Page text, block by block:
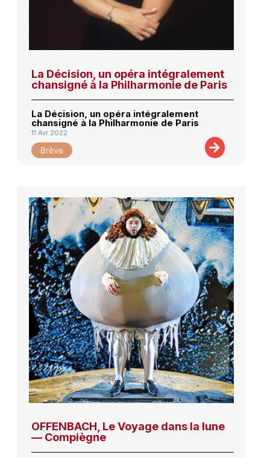
La Décision, un opéra intégralement
chansigné à la Philharmonie de Paris
La Décision, un opéra intégralement
chansigné à la Philharmonie de Paris
11 Avr 2022
Brève
OFFENBACH, Le Voyage dans la lune
— Compiègne